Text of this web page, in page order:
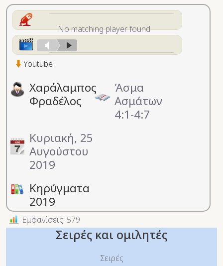
No matching player found
Youtube
Χαράλαμπος
Φραδέλος
Άσμα
Ασμάτων
4:1-4:7
Κυριακή, 25
Αυγούστου
2019
Κηρύγματα
2019
Εμφανίσεις: 579
Σειρές και ομιλητές
Σειρές